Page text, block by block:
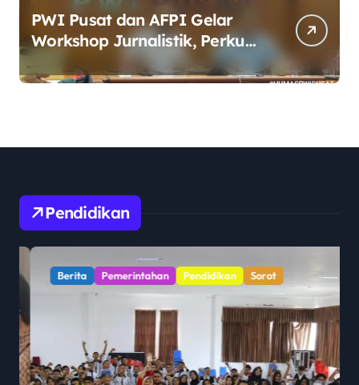
PWI Pusat dan AFPI Gelar
Workshop Jurnalistik, Perkuat
Literasi Keuangan Digital bagi
Insan Pers
Pendidikan
Berita Pemerintahan Pendidikan Sorot